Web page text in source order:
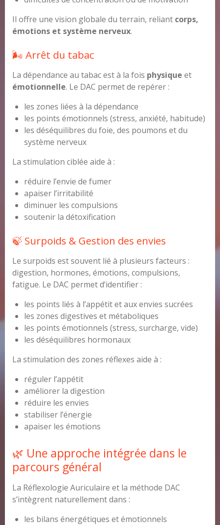
Il offre une vision globale du terrain, reliant corps,
émotions et système nerveux.
🌬️ Arrêt du tabac
La dépendance au tabac est à la fois physique et
émotionnelle. Le DAC permet de repérer :
les zones liées à la dépendance
les points émotionnels (stress, anxiété, habitude)
les déséquilibres du foie, des poumons et du
système nerveux
La stimulation ciblée aide à :
réduire l’envie de fumer
apaiser l’irritabilité
diminuer les compulsions
soutenir la détoxification
🍃 Surpoids & Gestion des envies
Le surpoids est souvent lié à plusieurs facteurs :
digestion, hormones, émotions, compulsions,
fatigue. Le DAC permet d’identifier :
les points liés à l’appétit et aux envies sucrées
les zones digestives et métaboliques
les points émotionnels (stress, surcharge, vide)
les déséquilibres hormonaux
La stimulation des zones réflexes aide à :
réguler l’appétit
améliorer la digestion
réduire les envies
stabiliser l’énergie
apaiser les émotions
🌿 Une approche intégrée dans le
parcours général
La Réflexologie Auriculaire et la méthode DAC
s’intègrent naturellement dans :
les bilans énergétiques et émotionnels